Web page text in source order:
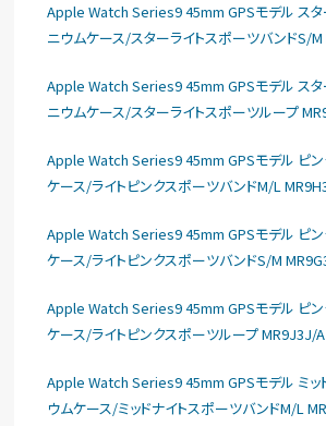
Apple Watch Series9 45mm GPSモデル スタ
ニウムケース/スターライトスポーツバンドS/
Apple Watch Series9 45mm GPSモデル スタ
ニウムケース/スターライトスポーツループ
Apple Watch Series9 45mm GPSモデル ピン
ケース/ライトピンクスポーツバンドM/L
Apple Watch Series9 45mm GPSモデル ピン
ケース/ライトピンクスポーツバンドS/M
Apple Watch Series9 45mm GPSモデル ピン
ケース/ライトピンクスポーツループ MR9J3J/A
Apple Watch Series9 45mm GPSモデル ミッ
ウムケース/ミッドナイトスポーツバンドM/L